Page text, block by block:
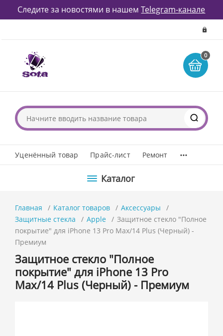
Следите за новостями в нашемTelegram-канале
0
Уценённый товар Прайс-лист Ремонт ...
Каталог
Главная Каталог товаров
Аксессуары
Защитные стекла
Apple
Защитное стекло "Полное
покрытие" для iPhone 13 Pro Max/14 Plus (Черный) -
Премиум
Защитное стекло "Полное
покрытие" для iPhone 13 Pro
Max/14 Plus (Черный) - Премиум